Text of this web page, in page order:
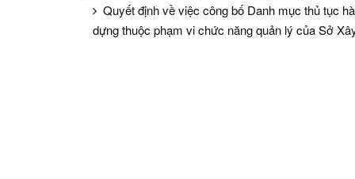
Quyết định về việc công bố Danh mục thủ tục
dựng thuộc phạm vi chức năng quản lý của Sở